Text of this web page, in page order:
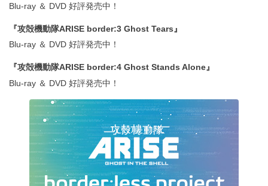
Blu-ray ＆ DVD 好評発売中！
『攻殻機動隊ARISE border:3 Ghost Tears』
Blu-ray ＆ DVD 好評発売中！
『攻殻機動隊ARISE border:4 Ghost Stands Alone』
Blu-ray ＆ DVD 好評発売中！